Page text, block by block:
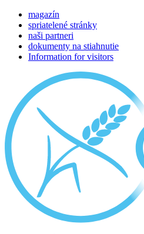
magazín
spriatelené stránky
naši partneri
dokumenty na stiahnutie
Information for visitors